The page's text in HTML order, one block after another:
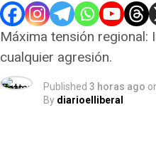
Máxima tensión regional:
cualquier agresión.
Published 3 horas ago
By diarioelliberal